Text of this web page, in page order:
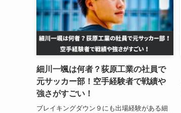
細川一颯は何者？荻原工業の社員で
元サッカー部！空手経験者で戦績や
強さがすごい！
ブレイキングダウン９にも出場経験がある細